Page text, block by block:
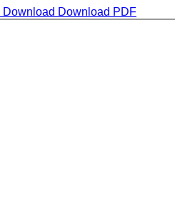
Download Download PDF